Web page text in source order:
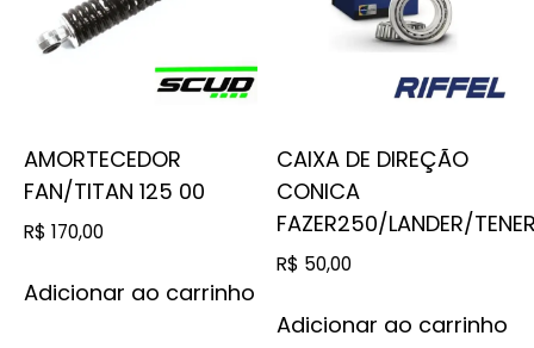
AMORTECEDOR
FAN/TITAN 125 00
R$ 170,00
Adicionar ao carrinho
CAIXA DE DIREÇÃO
CONICA
FAZER250/LANDER/
R$ 50,00
Adicionar ao carrinho